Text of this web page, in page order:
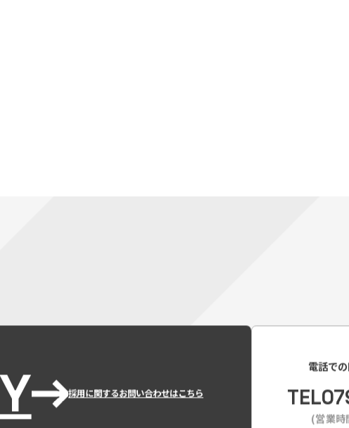
採用に関するお問い合わせはこちら
電話で
TEL
(営業時